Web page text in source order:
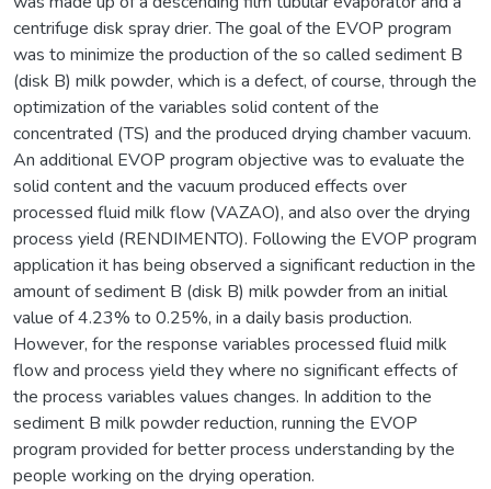
centrifuge disk spray drier. The goal of the EVOP program
was to minimize the production of the so called sediment B
(disk B) milk powder, which is a defect, of course, through the
optimization of the variables solid content of the
concentrated (TS) and the produced drying chamber vacuum.
An additional EVOP program objective was to evaluate the
solid content and the vacuum produced effects over
processed fluid milk flow (VAZAO), and also over the drying
process yield (RENDIMENTO). Following the EVOP program
application it has being observed a significant reduction in the
amount of sediment B (disk B) milk powder from an initial
value of 4.23% to 0.25%, in a daily basis production.
However, for the response variables processed fluid milk
flow and process yield they where no significant effects of
the process variables values changes. In addition to the
sediment B milk powder reduction, running the EVOP
program provided for better process understanding by the
people working on the drying operation.